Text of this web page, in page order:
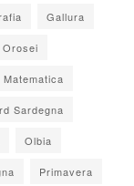
Gallura
Matematica
Sardegna
Olbia
Primavera